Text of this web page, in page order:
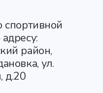
спортивной
район,
ул.
д.20